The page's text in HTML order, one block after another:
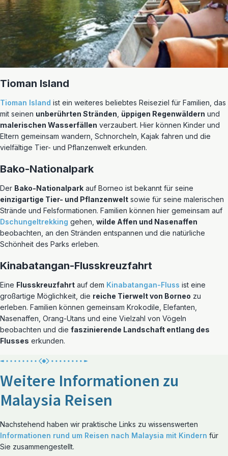
Tioman Island
Tioman Island ist ein weiteres beliebtes Reiseziel für Familien, das
mit seinen unberührten Stränden üppigen Regenwäldern und
malerischen Wasserfällen verzaubert. Hier können Kinder und
Eltern gemeinsam wandern, Schnorcheln, Kajak fahren und die
vielfältige Tier- und Pflanzenwelt erkunden.
Bako-Nationalpark
Der Bako-Nationalpark auf Borneo ist bekannt für seine
einzigartige Tier- und Pflanzenwelt sowie für seine malerischen
Strände und Felsformationen. Familien können hier gemeinsam auf
Dschungeltrekking gehen, wilde Affen und Nasenaffen
beobachten, an den Stränden entspannen und die natürliche
Schönheit des Parks erleben.
Kinabatangan-Flusskreuzfahrt
Eine Flusskreuzfahrt auf dem Kinabatangan-Fluss ist eine
großartige Möglichkeit, die reiche Tierwelt von Borneo zu
erleben. Familien können gemeinsam Krokodile, Elefanten,
Nasenaffen, Orang-Utans und eine Vielzahl von Vögeln
beobachten und die faszinierende Landschaft entlang des
Flusses erkunden.
Weitere Informationen zu
Malaysia Reisen
Nachstehend haben wir praktische Links zu wissenswerten
Informationen rund um Reisen nach Malaysia mit Kindern für
Sie zusammengestellt.